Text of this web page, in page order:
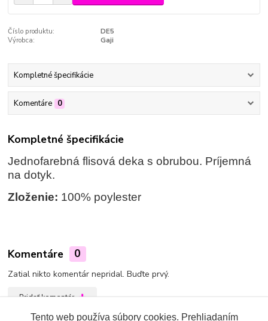
Číslo produktu:
DE5
Výrobca:
Gaji
Kompletné špecifikácie
Komentáre 0
Kompletné špecifikácie
Jednofarebná flisová deka s obrubou. Príjemná
na dotyk.
Zloženie: 100% poylester
Komentáre 0
Zatial nikto komentár nepridal. Buďte prvý.
Pridať komentár
Tento web používa súbory cookies. Prehliadaním